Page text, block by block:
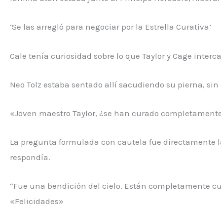
‘Se las arregló para negociar por la Estrella Curativa’
Cale tenía curiosidad sobre lo que Taylor y Cage
Neo Tolz estaba sentado allí sacudiendo su pierna,
«Joven maestro Taylor, ¿se han curado
La pregunta formulada con cautela fue directamente
respondía.
“Fue una bendición del cielo. Están completamente
«Felicidades»